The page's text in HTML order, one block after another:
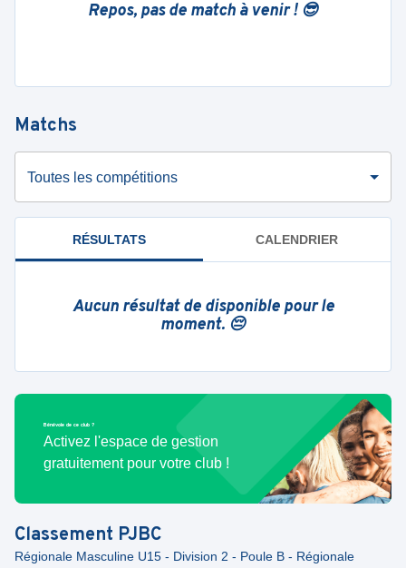
Repos, pas de match à venir ! 😎
Matchs
Toutes les compétitions
RÉSULTATS CALENDRIER
Aucun résultat de disponible pour le
moment. 😔
Bénévole de ce club ?
Activez l'espace de gestion
gratuitement pour votre club !
Classement PJBC
Régionale Masculine U15 - Division 2 - Poule B - Régionale